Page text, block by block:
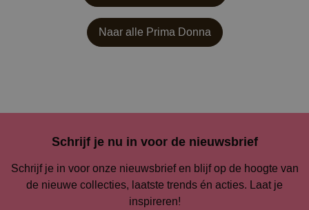
Naar alle Prima Donna
Schrijf je nu in voor de nieuwsbrief
Schrijf je in voor onze nieuwsbrief en blijf op de hoogte van
de nieuwe collecties, laatste trends én acties. Laat je
inspireren!